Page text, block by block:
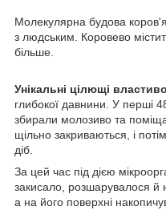
Молекулярна будова
з людським. Коровево
більше.
Унікальні цілющі
глибокої давнини. У перші
збирали молозиво та
щільно закриваються, і
діб.
За цей час під дією
закисало, розшарувалося й
а на його поверхні